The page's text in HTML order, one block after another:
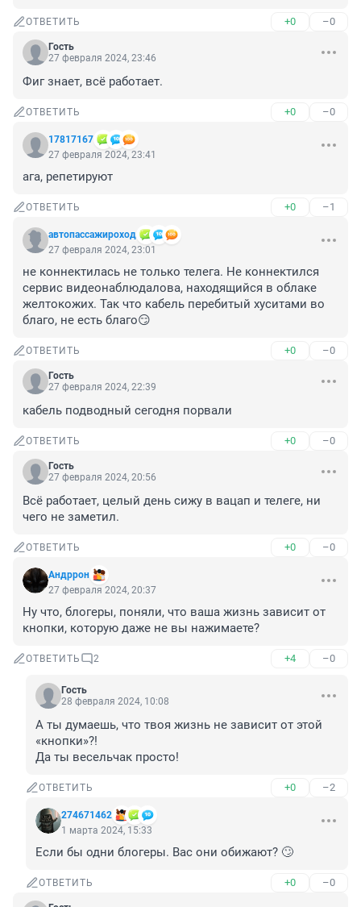
ОТВЕТИТЬ +0 –0
Гость
27 февраля 2024, 23:46
Фиг знает, всё работает.
ОТВЕТИТЬ +0 –0
17817167
27 февраля 2024, 23:41
ага, репетируют
ОТВЕТИТЬ +0 –1
автопассажироход
27 февраля 2024, 23:01
не коннектилась не только телега. Не коннектился
сервис видеонаблюдалова, находящийся в облаке
желтокожих. Так что кабель перебитый хуситами во
благо, не есть благо😏
ОТВЕТИТЬ +0 –0
Гость
27 февраля 2024, 22:39
кабель подводный сегодня порвали
ОТВЕТИТЬ +0 –0
Гость
27 февраля 2024, 20:56
Всё работает, целый день сижу в вацап и телеге, ни
чего не заметил.
ОТВЕТИТЬ +0 –0
Андррон
27 февраля 2024, 20:37
Ну что, блогеры, поняли, что ваша жизнь зависит от
кнопки, которую даже не вы нажимаете?
ОТВЕТИТЬ 2 +4 –0
Гость
28 февраля 2024, 10:08
А ты думаешь, что твоя жизнь не зависит от этой
«кнопки»?!
Да ты весельчак просто!
ОТВЕТИТЬ +0 –2
274671462
1 марта 2024, 15:33
Если бы одни блогеры. Вас они обижают? 🙄
ОТВЕТИТЬ +0 –0